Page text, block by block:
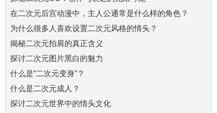
在二次元后宫动漫中，主人公通常是什么样的角色？
为什么很多人喜欢设置二次元风格的情头？
揭秘二次元拍肩的真正含义
探讨二次元图片黑白的魅力
什么是“二次元变身”？
什么是二次元成人？
探讨二次元世界中的情头文化